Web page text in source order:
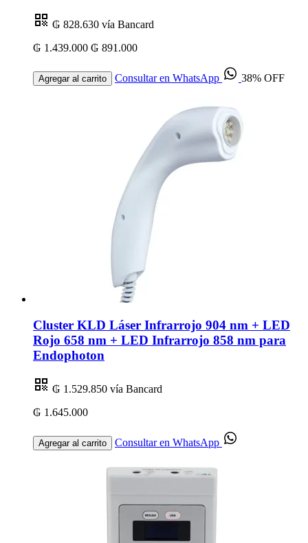
₲ 828.630 vía Bancard
₲ 1.439.000 ₲ 891.000
Agregar al carrito Consultar en WhatsApp 38% OFF
Cluster KLD Láser Infrarrojo 904 nm + LED
Rojo 658 nm + LED Infrarrojo 858 nm para
Endophoton
₲ 1.529.850 vía Bancard
₲ 1.645.000
Agregar al carrito Consultar en WhatsApp